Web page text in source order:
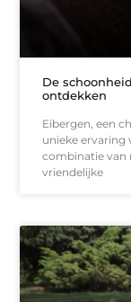
De
ontdekken
Eibergen, een
unieke ervaring
combinatie van
vriendelijke